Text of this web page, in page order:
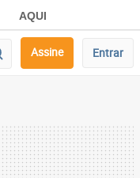
AQUI
Assine Entrar